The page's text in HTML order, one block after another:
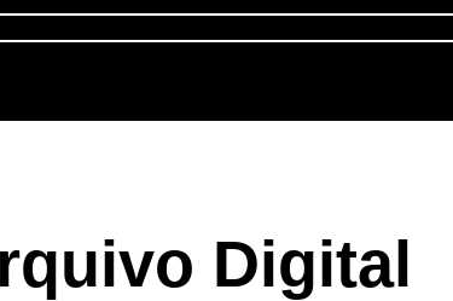
Digital